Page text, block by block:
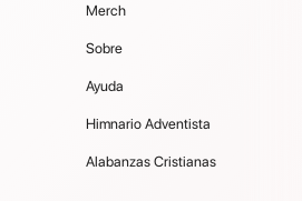
Merch
Sobre
Ayuda
Himnario Adventista
Alabanzas Cristianas